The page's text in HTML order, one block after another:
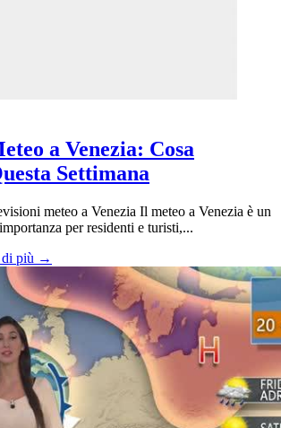
a Venezia: Cosa
Settimana
meteo a Venezia Il meteo a Venezia è un
per residenti e turisti,...
di più →